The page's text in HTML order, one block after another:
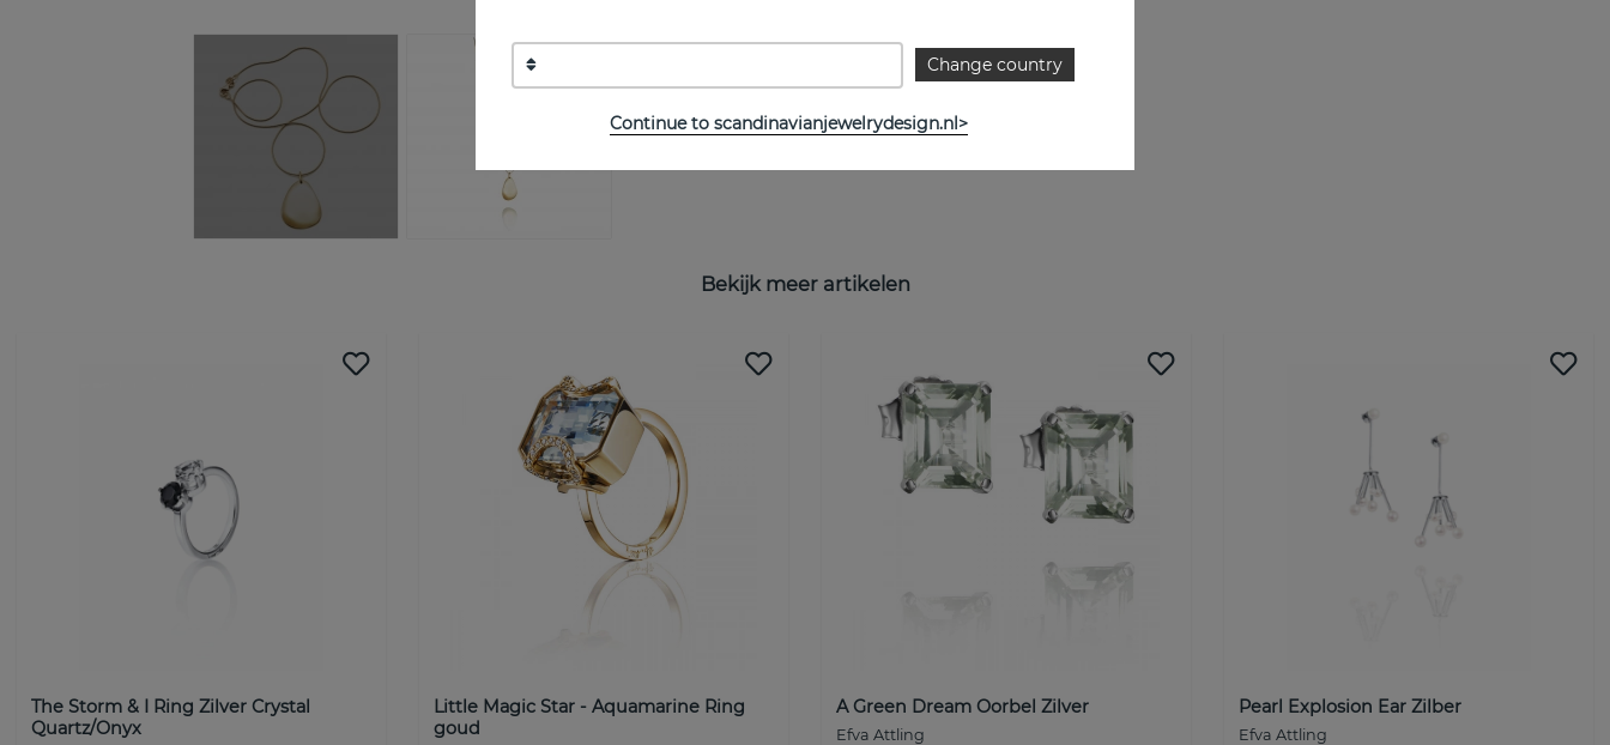
Bekijk meer artikelen
The Storm & I Ring Zilver Crystal
Quartz/Onyx
Little Magic Star - Aquamarine Ring
goud
A Green Dream Oorbel Zilver
Efva Attling
Pearl Explosion Ear Zilber
Efva Attling
Change country
Continue to scandinavianjewelrydesign.nl>